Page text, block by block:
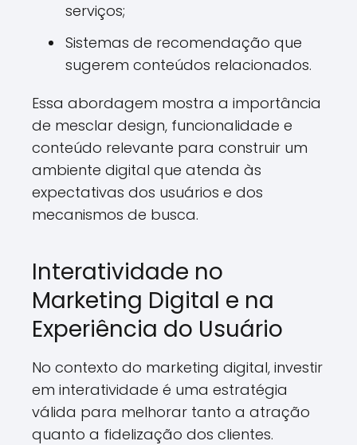
serviços;
Sistemas de recomendação que
sugerem conteúdos relacionados.
Essa abordagem mostra a importância
de mesclar design, funcionalidade e
conteúdo relevante para construir um
ambiente digital que atenda às
expectativas dos usuários e dos
mecanismos de busca.
Interatividade no
Marketing Digital e na
Experiência do Usuário
No contexto do marketing digital, investir
em interatividade é uma estratégia
válida para melhorar tanto a atração
quanto a fidelização dos clientes.